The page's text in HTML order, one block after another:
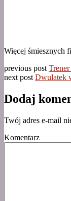
Więcej śmiesznych
previous post
next post Dwulatek
Dodaj
Twój adres e-mail
Komentarz